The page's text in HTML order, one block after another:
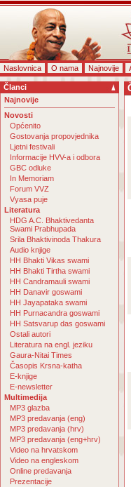
Naslovnica O nama Najnovije
Članci
Najnovije
Novosti
Općenito
Gostovanja propovjednika
Ljetni festivali
Informacije HVV-a i odbora
GBC odluke
In Memoriam
Forum VVZ
Vyasa puje
Literatura
HDG A.C. Bhaktivedanta
Swami Prabhupada
Srila Bhaktivinoda Thakura
Audio knjige
HH Bhakti Vikas swami
HH Bhakti Tirtha swami
HH Candramauli swami
HH Danavir goswami
HH Jayapataka swami
HH Purnacandra goswami
HH Satsvarup das goswami
Ostali autori
Literatura na engl. jeziku
Gaura-Nitai Times
Časopis Krsna-katha
E-knjige
E-newsletter
Multimedija
MP3 glazba
MP3 predavanja (eng)
MP3 predavanja (hrv)
MP3 predavanja (eng+hrv)
Video na hrvatskom
Video na engleskom
Online predavanja
Prezentacije